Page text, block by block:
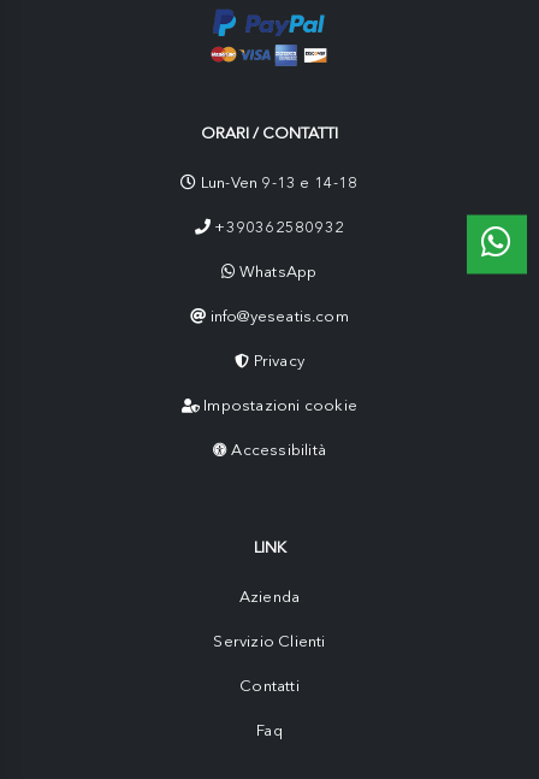
ORARI / CONTATTI
Lun-Ven 9-13 e 14-18
+390362580932
WhatsApp
info@yeseatis.com
Privacy
Impostazioni cookie
Accessibilità
LINK
Azienda
Servizio Clienti
Contatti
Faq